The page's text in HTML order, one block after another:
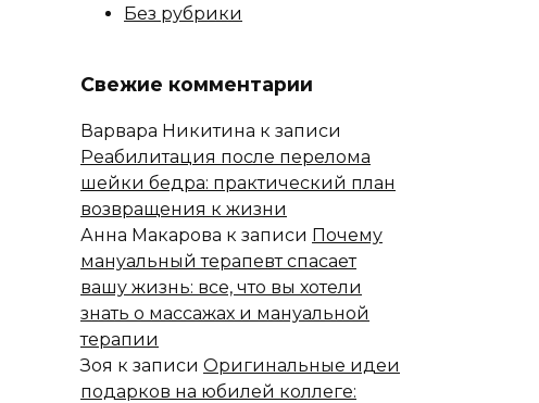
Без рубрики
Свежие комментарии
Варвара Никитина к записи
Реабилитация после перелома
шейки бедра: практический план
возвращения к жизни
Анна Макарова к записи Почему
мануальный терапевт спасает
вашу жизнь: все, что вы хотели
знать о массажах и мануальной
терапии
Зоя к записи Оригинальные идеи
подарков на юбилей коллеге: